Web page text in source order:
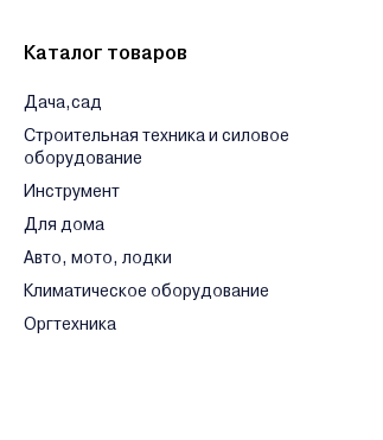
Каталог товаров
Дача,сад
Строительная техника и силовое
оборудование
Инструмент
Для дома
Авто, мото, лодки
Климатическое оборудование
Оргтехника